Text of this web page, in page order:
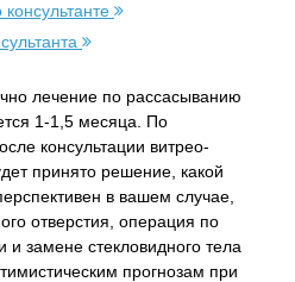
лечение по рассасыванию
1-1,5 месяца. По
консультации витрео-
принято решение, какой
в вашем случае,
отверстия, операция по
и замене стекловидного тела
прогнозам при